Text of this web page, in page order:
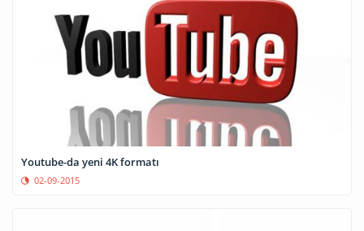
Youtube-da yeni 4K formatı
02-09-2015